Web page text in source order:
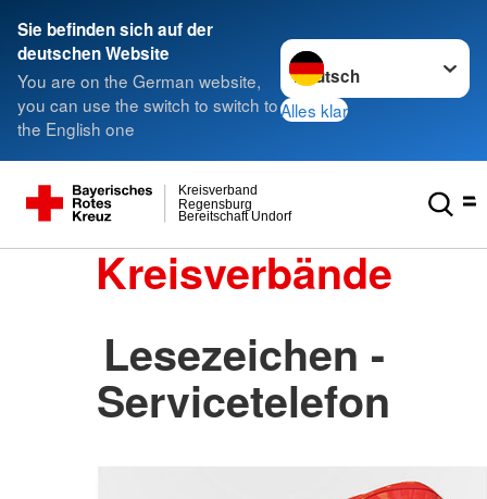
Sie befinden sich auf der
deutschen Website
You are on the German website,
you can use the switch to switch to
the English one
Sprache wechseln zu
Alles klar
Bereitschaft Undorf
Regensburg
Kreisverband
Kreisverbände
Lesezeichen -
Servicetelefon